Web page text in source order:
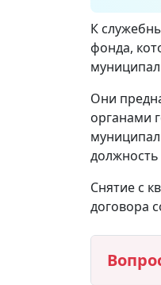
К
фонда,
Они
органами
должность
Снятие с
договора